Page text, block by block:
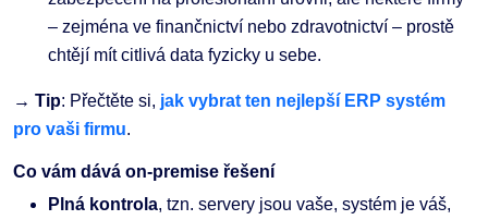
– zejména ve finančnictví nebo zdravotnictví – prostě
chtějí mít citlivá data fyzicky u sebe.
→ Tip: Přečtěte si, jak vybrat ten nejlepší ERP systém
pro vaši firmu.
Co vám dává on-premise řešení
Plná kontrola, tzn. servery jsou vaše, systém je váš,